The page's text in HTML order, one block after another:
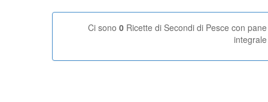
Ci sono 0 Ricette di Secondi di Pesce con pane
integrale